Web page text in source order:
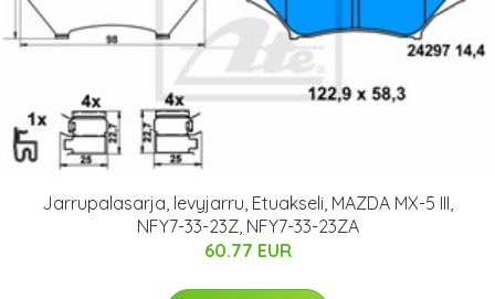
Jarrupalasarja, levyjarru, Etuakseli, MAZDA MX-5 III,
NFY7-33-23Z, NFY7-33-23ZA
60.77 EUR